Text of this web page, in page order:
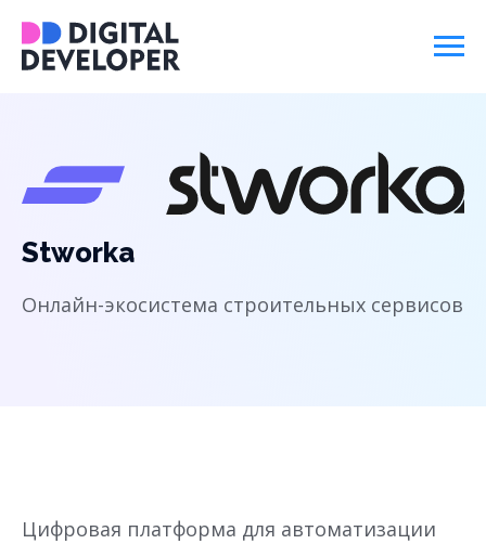
Stworka
Онлайн-экосистема строительных сервисов
Цифровая платформа для автоматизации